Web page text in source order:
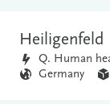
Heiligenfeld
Q. Human
Germany